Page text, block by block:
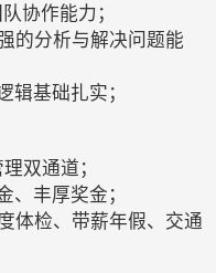
协作能力；
的分析与解决问题能
基础扎实；
双通道；
、丰厚奖金；
体检、带薪年假、交通